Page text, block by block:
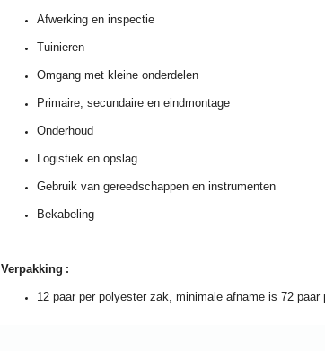
Afwerking en inspectie
Tuinieren
Omgang met kleine onderdelen
Primaire, secundaire en eindmontage
Onderhoud
Logistiek en opslag
Gebruik van gereedschappen en instrumenten
Bekabeling
Verpakking :
12 paar per polyester zak, minimale afname is 72 paar